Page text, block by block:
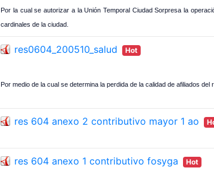
Por la cual se autorizar a la Unión Temporal Ciudad Sorpresa la
cardinales de la ciudad.
res0604_200510_salud Hot
Por medio de la cual se determina la perdida de la calidad de afiliados
res 604 anexo 2 contributivo mayor 1 ao
res 604 anexo 1 contributivo fosyga Hot